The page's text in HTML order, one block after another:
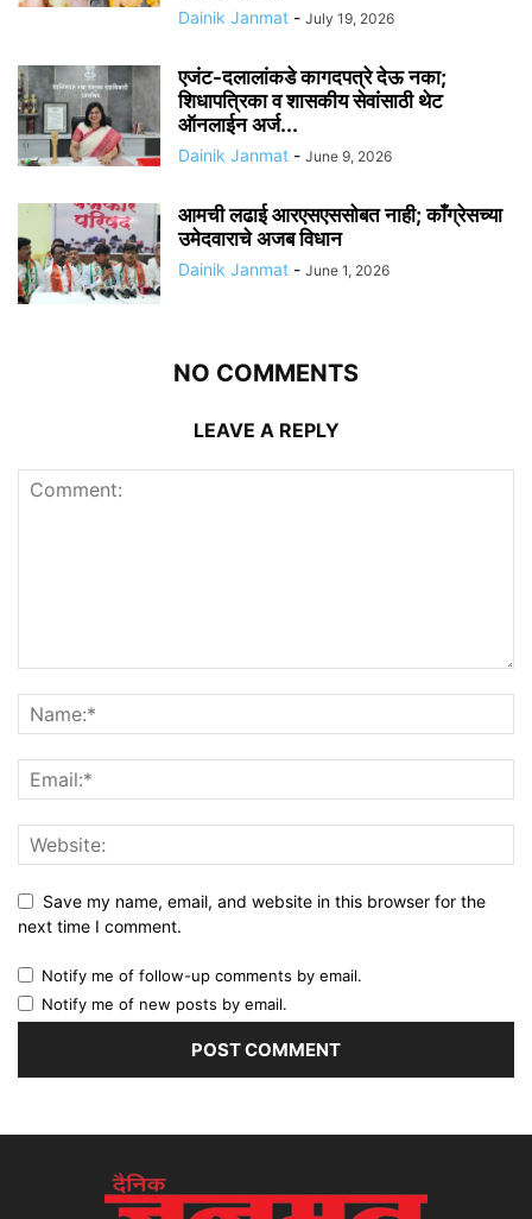
Dainik Janmat - July 19, 2026
एजंट-दलालांकडे कागदपत्रे देऊ नका;
शिधापत्रिका व शासकीय सेवांसाठी थेट
ऑनलाईन अर्ज...
Dainik Janmat - June 9, 2026
आमची लढाई आरएसएससोबत नाही; काँग्रेसच्या
उमेदवाराचे अजब विधान
Dainik Janmat - June 1, 2026
NO COMMENTS
LEAVE A REPLY
Save my name, email, and website in this browser for the
next time I comment.
Notify me of follow-up comments by email.
Notify me of new posts by email.